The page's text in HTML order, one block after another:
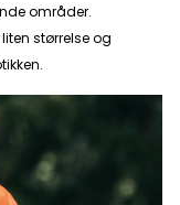
områder.
størrelse og